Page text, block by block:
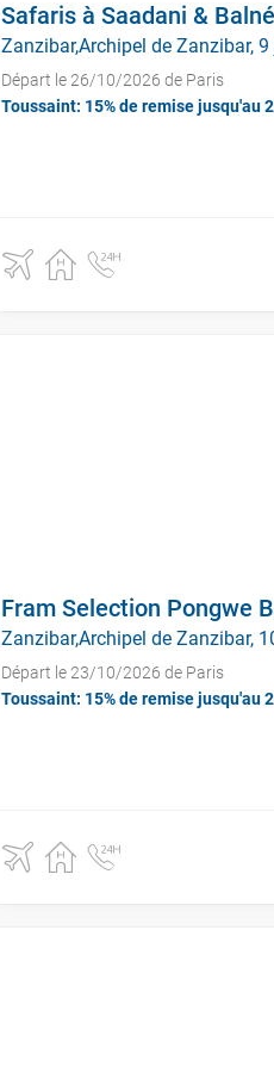
Safaris à Saadani &
Zanzibar,Archipel de Zanzibar,
Départ le 26/10/2026 de Paris
Toussaint: 15% de remise jusqu'au
Fram Selection Pongwe
Zanzibar,Archipel de Zanzibar,
Départ le 23/10/2026 de Paris
Toussaint: 15% de remise jusqu'au